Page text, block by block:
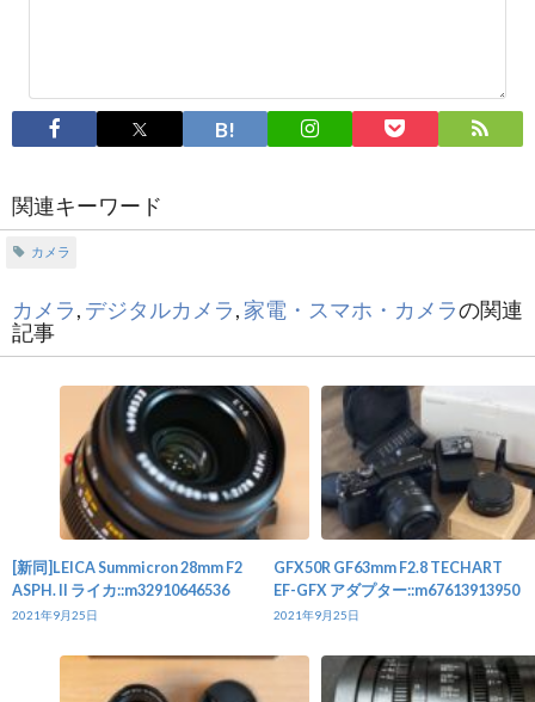
関連キーワード
カメラ
カメラ, デジタルカメラ, 家電・スマホ・カメラの関連
記事
[新同]LEICA Summicron 28mm F2
ASPH. II ライカ::m32910646536
2021年9月25日
GFX50R GF63mm F2.8 TECHART
EF-GFX アダプター::m67613913950
2021年9月25日